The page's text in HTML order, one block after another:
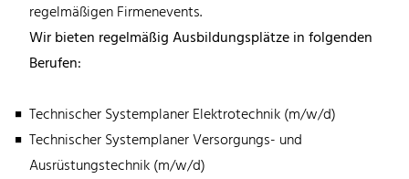
regelmäßigen Firmenevents.
Wir bieten regelmäßig Ausbildungsplätze in folgenden
Berufen:
Technischer Systemplaner Elektrotechnik (m/w/d)
Technischer Systemplaner Versorgungs- und
Ausrüstungstechnik (m/w/d)